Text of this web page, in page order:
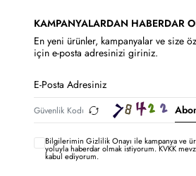
KAMPANYALARDAN HABERDAR
En yeni ürünler, kampanyalar ve size
için e-posta adresinizi giriniz.
Bilgilerimin Gizlilik Onayı ile kampanya ve
yoluyla haberdar olmak istiyorum.KVKK
kabul ediyorum.